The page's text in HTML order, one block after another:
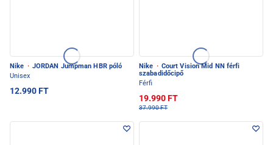
Nike · JORDAN Jumpman HBR póló
Unisex
12.990 FT
Nike · Court Vision Mid NN férfi
szabadidőcipő
Férfi
19.990 FT
37.990 FT